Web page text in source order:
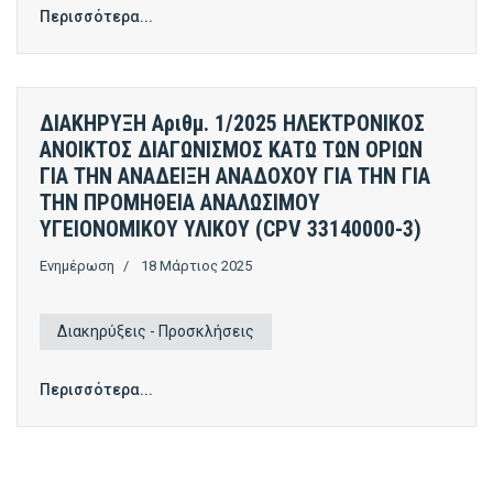
Περισσότερα...
ΔΙΑΚΗΡΥΞΗ Αριθμ. 1/2025 ΗΛΕΚΤΡΟΝΙΚΟΣ
ΑΝΟΙΚΤΟΣ ΔΙΑΓΩΝΙΣΜΟΣ ΚΑΤΩ ΤΩΝ ΟΡΙΩΝ
ΓΙΑ ΤΗΝ ΑΝΑΔΕΙΞΗ ΑΝΑΔΟΧΟΥ ΓΙΑ ΤΗΝ ΓΙΑ
ΤΗΝ ΠΡΟΜΗΘΕΙΑ ΑΝΑΛΩΣΙΜΟΥ
ΥΓΕΙΟΝΟΜΙΚΟΥ ΥΛΙΚΟΥ (CPV 33140000-3)
Ενημέρωση 18 Μάρτιος 2025
Διακηρύξεις - Προσκλήσεις
Περισσότερα...